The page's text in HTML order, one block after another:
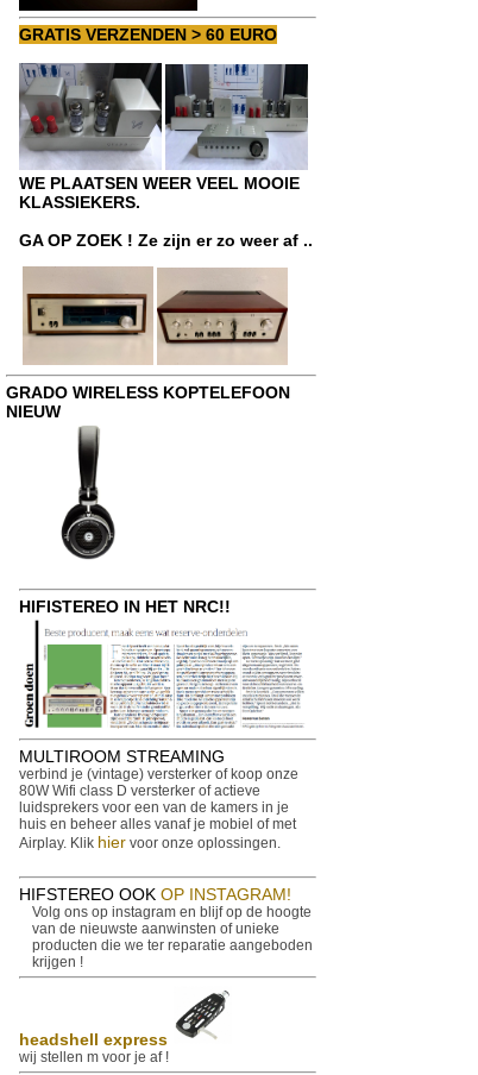
GRATIS VERZENDEN > 60 EURO
WE PLAATSEN WEER VEEL MOOIE
KLASSIEKERS.
GA OP ZOEK ! Ze zijn er zo weer af ..
GRADO WIRELESS KOPTELEFOON
NIEUW
HIFISTEREO IN HET NRC!!
MULTIROOM STREAMING
verbind je (vintage) versterker of koop onze
80W Wifi class D versterker of actieve
luidsprekers voor een van de kamers in je
huis en beheer alles vanaf je mobiel of met
Airplay. Klik hier voor onze oplossingen.
HIFSTEREO OOK OP INSTAGRAM!
Volg ons op instagram en blijf op de hoogte
van de nieuwste aanwinsten of unieke
producten die we ter reparatie aangeboden
krijgen !
headshell express
wij stellen m voor je af !